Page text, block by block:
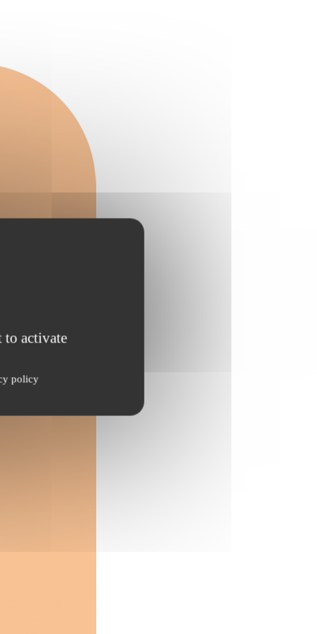
to activate
policy